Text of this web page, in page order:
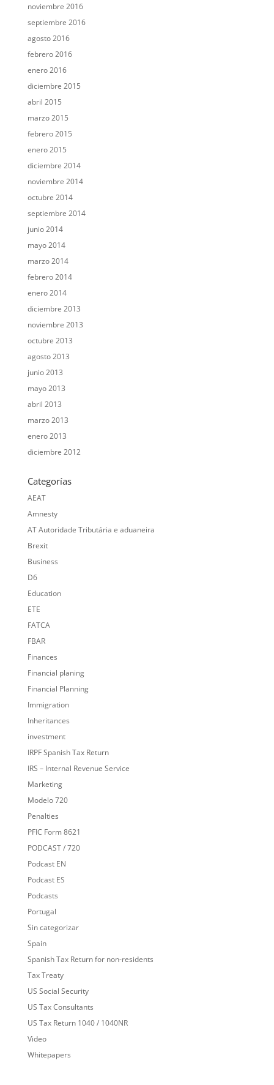
noviembre 2016
septiembre 2016
agosto 2016
febrero 2016
enero 2016
diciembre 2015
abril 2015
marzo 2015
febrero 2015
enero 2015
diciembre 2014
noviembre 2014
octubre 2014
septiembre 2014
junio 2014
mayo 2014
marzo 2014
febrero 2014
enero 2014
diciembre 2013
noviembre 2013
octubre 2013
agosto 2013
junio 2013
mayo 2013
abril 2013
marzo 2013
enero 2013
diciembre 2012
Categorías
AEAT
Amnesty
AT Autoridade Tributária e aduaneira
Brexit
Business
D6
Education
ETE
FATCA
FBAR
Finances
Financial planing
Financial Planning
Immigration
Inheritances
investment
IRPF Spanish Tax Return
IRS – Internal Revenue Service
Marketing
Modelo 720
Penalties
PFIC Form 8621
PODCAST / 720
Podcast EN
Podcast ES
Podcasts
Portugal
Sin categorizar
Spain
Spanish Tax Return for non-residents
Tax Treaty
US Social Security
US Tax Consultants
US Tax Return 1040 / 1040NR
Video
Whitepapers